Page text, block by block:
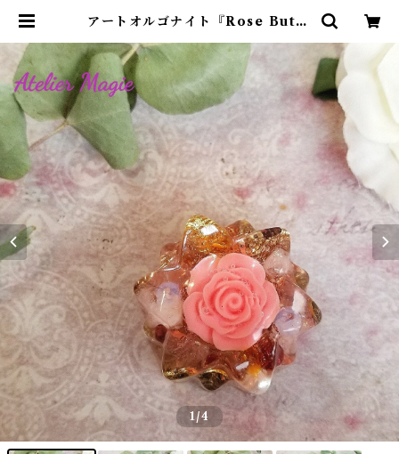
アートオルゴナイト『Rose Butte
1/4